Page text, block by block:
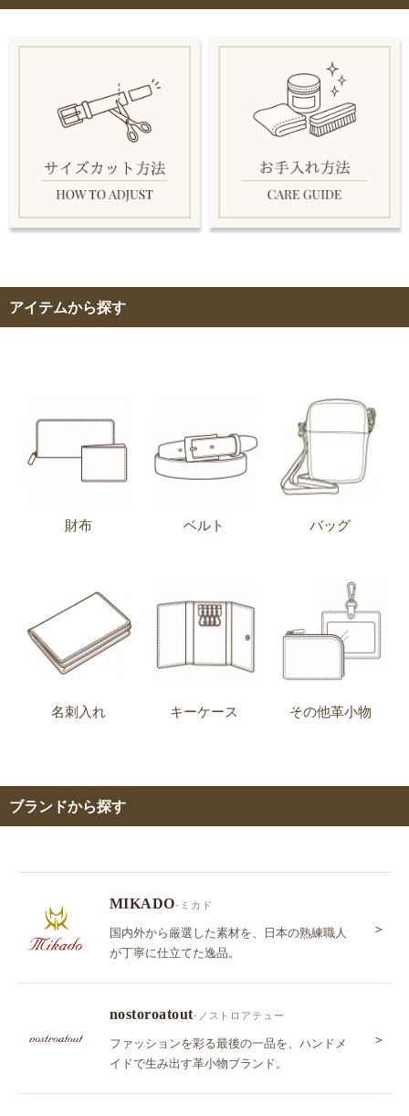
アイテムから探す
財布 ベルト バッグ
名刺入れ キーケース その他革小物
ブランドから探す
MIKADO-ミカド
国内外から厳選した素材を、日本の熟練職人
が丁寧に仕立てた逸品。
＞
nostoroatout-ノストロアテュー
ファッションを彩る最後の一品を、ハンドメ
イドで生み出す革小物ブランド。
＞